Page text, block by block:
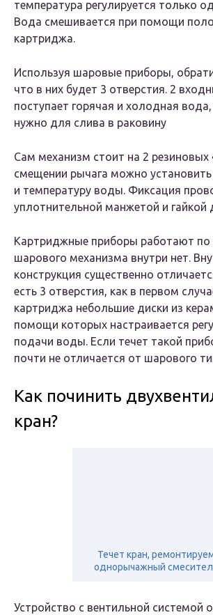
температура регулируется только
Вода смешивается при помощи
картриджа.
Используя шаровые приборы,
что в них будет 3 отверстия. 2
поступает горячая и холодная
нужно для слива в раковину
Сам механизм стоит на 2 резиновых
смещении рычага можно
и температуру воды. Фиксация
уплотнительной манжетой и гайкой
Картриджные приборы работают по
шарового механизма внутри нет.
конструкция существенно
есть 3 отверстия, как в первом
картриджа небольшие диски из
помощи которых настраивается
подачи воды. Если течет такой
почти не отличается от шарового
Как починить
кран?
Течет кран,
однорычажный
Устройство с вентильной системой